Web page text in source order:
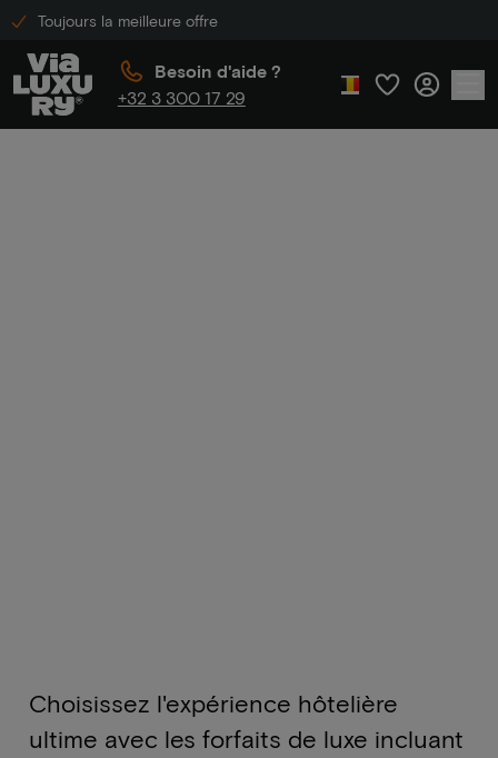
Toujours la meilleure offre
Besoin d'aide ?
+32 3 300 17 29
Choisissez l'expérience hôtelière
ultime avec les forfaits de luxe incluant